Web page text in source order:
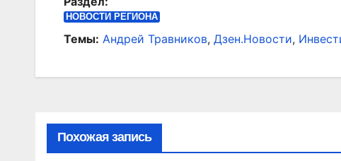
записям
НОВОСТИ РЕГИОНА
Темы: Андрей Травников, Дзен.Новости,
Похожая запись